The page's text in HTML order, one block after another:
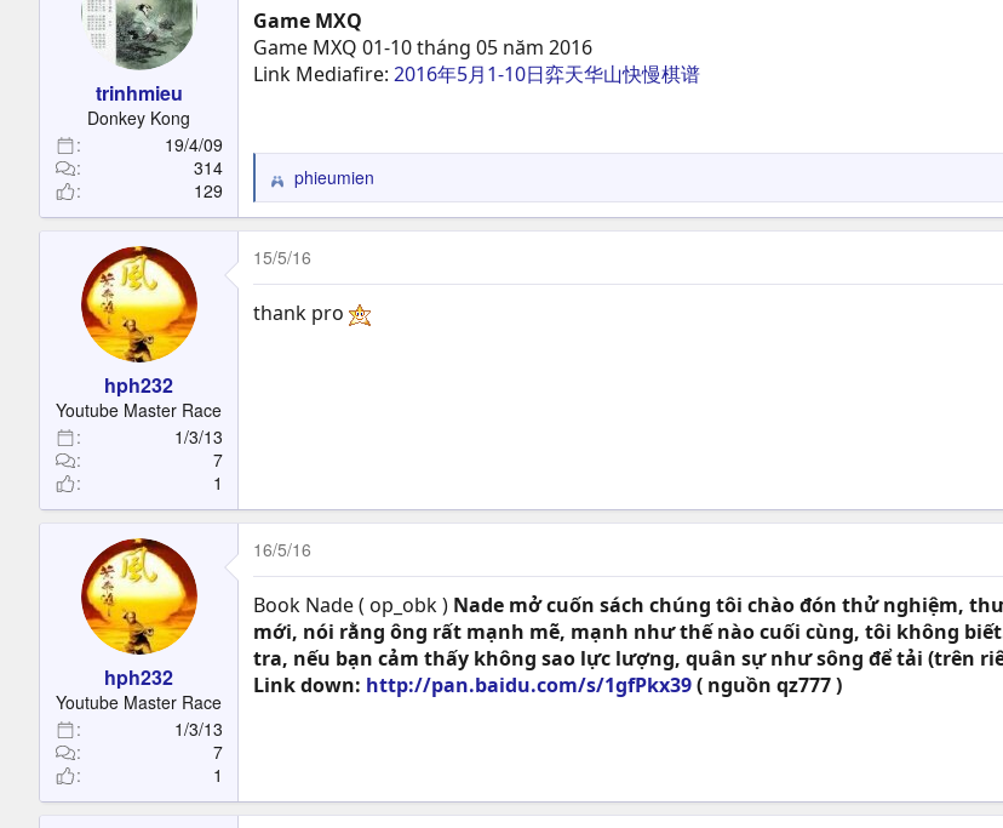
o
n
s
trinhmieu
Donkey Kong
19/4/09
314
129
Game MXQ
Game MXQ 01-10 tháng 05 năm 2016
Link Mediafire: 2016年5月1-10日弈天华山快慢棋谱
R
e
a
c
t
o
phieumien
hph232
Youtube Master Race
1/3/13
7
1
15/5/16
thank pro
hph232
Youtube Master Race
1/3/13
7
1
16/5/16
Book Nade ( op_obk ) Nade mở cuốn sách chúng tôi chào đón thử nghiệm,
mới, nói rằng ông rất mạnh mẽ, mạnh như thế nào cuối cùng, tôi không
tra, nếu bạn cảm thấy không sao lực lượng, quân sự như sông để tải (trên
Link down: http://pan.baidu.com/s/1gfPkx39( nguồn qz777 )